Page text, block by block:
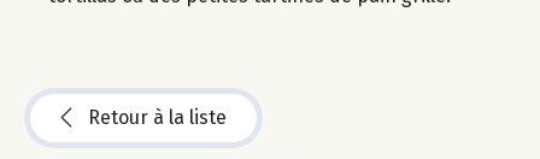
Retour à la liste